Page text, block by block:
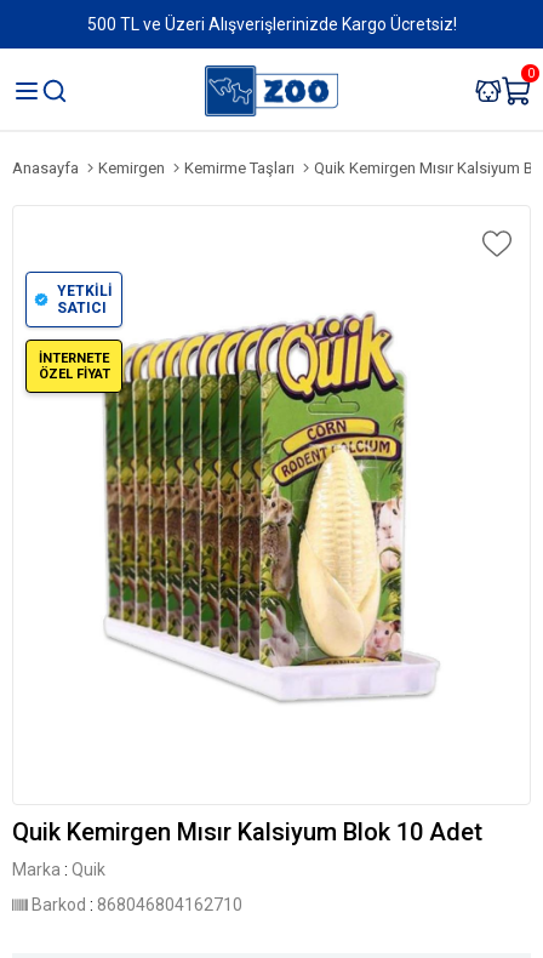
500 TL ve Üzeri Alışverişlerinizde Kargo Ücretsiz!
0
Anasayfa Kemirgen Kemirme Taşları Quik Kemirgen Mısır Kalsiyum
YETKİLİ
SATICI
İNTERNETE
ÖZEL FİYAT
Quik Kemirgen Mısır Kalsiyum Blok 10 Adet
Marka : Quik
Barkod : 868046804162710